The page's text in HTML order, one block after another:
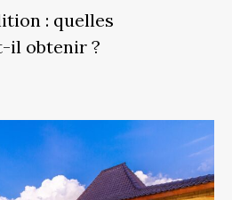
: quelles
il obtenir ?